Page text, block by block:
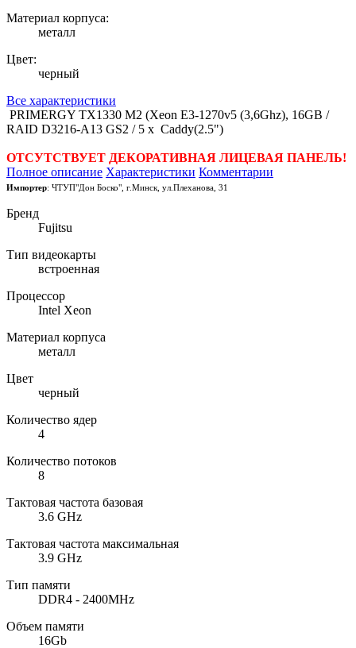
Материал корпуса:
металл
Цвет:
черный
Все характеристики
PRIMERGY TX1330 M2 (Xeon E3-1270v5 (3,6Ghz), 16GB /
RAID D3216-A13 GS2 / 5 x Caddy(2.5")
ОТСУТСТВУЕТ ДЕКОРАТИВНАЯ ЛИЦЕВАЯ ПАНЕЛЬ!
Полное описание Характеристики Комментарии
Импортер: ЧТУП"Дон Боско", г.Минск, ул.Плеханова, 31
Бренд
Fujitsu
Тип видеокарты
встроенная
Процессор
Intel Xeon
Материал корпуса
металл
Цвет
черный
Количество ядер
4
Количество потоков
8
Тактовая частота базовая
3.6 GHz
Тактовая частота максимальная
3.9 GHz
Тип памяти
DDR4 - 2400MHz
Объем памяти
16Gb